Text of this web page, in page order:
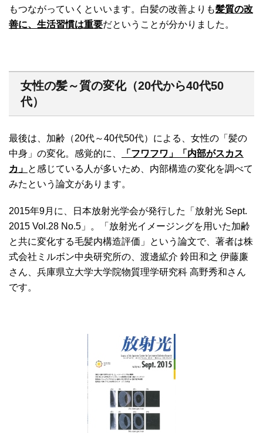
もつながっていくといいます。白髪の改善よりも髪質の改
善に、生活習慣は重要だということが分かりました。
女性の髪～質の変化（20代から40代50
代）
最後は、加齢（20代～40代50代）による、女性の「髪の
中身」の変化。感覚的に、
「フワフワ」「内部がスカス
カ」 と感じている人が多いため、内部構造の変化を調べて
みたという論文があります。
2015年9月に、日本放射光学会が発行した「放射光 Sept.
2015 Vol.28 No.5」。「放射光イメージングを用いた加齢
と共に変化する毛髪内構造評価」という論文で、著者は株
式会社ミルボン中央研究所の、渡邊絋介 鈴田和之 伊藤廉
さん、兵庫県立大学大学院物質理学研究科 高野秀和さん
です。